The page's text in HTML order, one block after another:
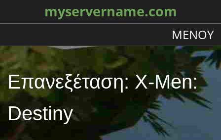
myservername.com
ΜΕΝΟΎ
Επανεξέταση: X-Men:
Destiny